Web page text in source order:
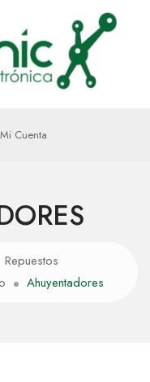
Mi Cuenta
Repuestos
Ahuyentadores